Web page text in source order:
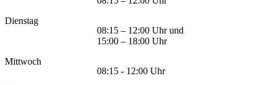
Dienstag
08:15 – 12:00 Uhr und
15:00 – 18:00 Uhr
Mittwoch
08:15 - 12:00 Uhr